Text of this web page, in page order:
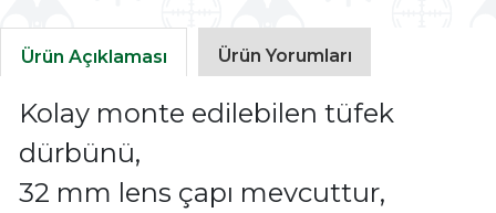
Ürün Açıklaması Ürün Yorumları
Kolay monte edilebilen tüfek
dürbünü,
32 mm lens çapı mevcuttur,